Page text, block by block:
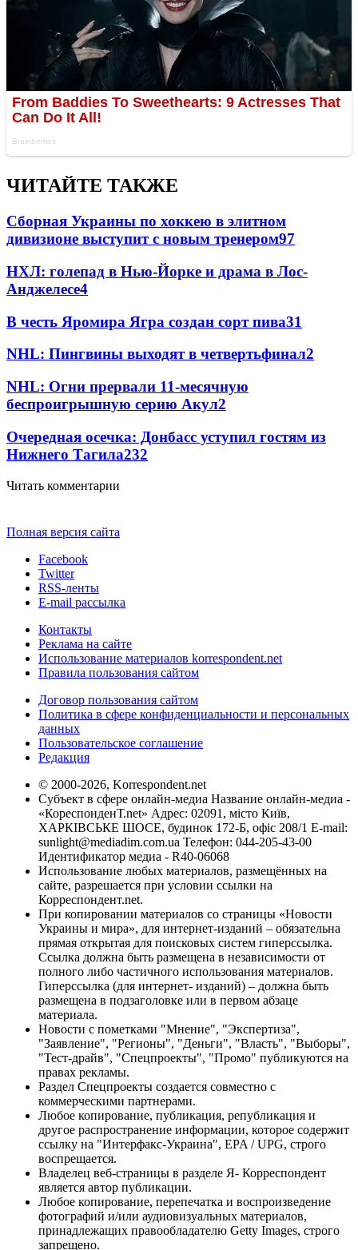
ЧИТАЙТЕ ТАКЖЕ
Сборная Украины по хоккею в элитном
дивизионе выступит с новым тренером97
НХЛ: голепад в Нью-Йорке и драма в Лос-
Анджелесе4
В честь Яромира Ягра создан сорт пива31
NHL: Пингвины выходят в четвертьфинал2
NHL: Огни прервали 11-месячную
беспроигрышную серию Акул2
Очередная осечка: Донбасс уступил гостям из
Нижнего Тагила232
Читать комментарии
Полная версия сайта
Facebook
Twitter
RSS-ленты
E-mail рассылка
Контакты
Реклама на сайте
Использование материалов korrespondent.net
Правила пользования сайтом
Договор пользования сайтом
Политика в сфере конфиденциальности и персональных
данных
Пользовательское соглашение
Редакция
© 2000-2026, Korrespondent.net
Субъект в сфере онлайн-медиа Название онлайн-медиа -
«КореспонденТ.net» Адрес: 02091, місто Київ,
ХАРКІВСЬКЕ ШОСЕ, будинок 172-Б, офіс 208/1 E-mail:
sunlight@mediadim.com.ua Телефон: 044-205-43-00
Идентификатор медиа - R40-06068
Использование любых материалов, размещённых на
сайте, разрешается при условии ссылки на
Корреспондент.net.
При копировании материалов со страницы «Новости
Украины и мира», для интернет-изданий – обязательна
прямая открытая для поисковых систем гиперссылка.
Ссылка должна быть размещена в независимости от
полного либо частичного использования материалов.
Гиперссылка (для интернет- изданий) – должна быть
размещена в подзаголовке или в первом абзаце
материала.
Новости с пометками "Мнение", "Экспертиза",
"Заявление", "Регионы", "Деньги", "Власть", "Выборы",
"Тест-драйв", "Спецпроекты", "Промо" публикуются на
правах рекламы.
Раздел Спецпроекты создается совместно с
коммерческими партнерами.
Любое копирование, публикация, републикация и
другое распространение информации, которое содержит
ссылку на "Интерфакс-Украина", EPA / UPG, строго
воспрещается.
Владелец веб-страницы в разделе Я- Корреспондент
является автор публикации.
Любое копирование, перепечатка и воспроизведение
фотографий и/или аудиовизуальных материалов,
принадлежащих правообладателю Getty Images, строго
запрещено.